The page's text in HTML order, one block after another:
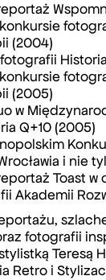
(2004)
(2005)
w
Q+10 (2005)
i nie
Toast w
Akademii
fotografii
Teresą
Retro i